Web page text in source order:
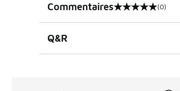
Commentaires
0 sur 5 notes (0)
Q&R